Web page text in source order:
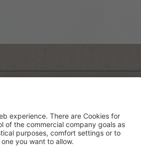
sein. Vor der Arbeit: Der
in zu kurzer Zeit. Die To-do-
Der mühsame Weg zurück nach
mit Nachrichten bombardiert. Da ist